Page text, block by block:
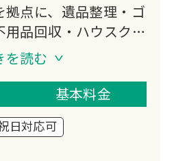
点に、遺品整理・ゴ
用品回収・ハウスクリ
く対応。
、深夜の引越しや急な
応します。
し、お客様のお気持ち
作業を提供していま
を読む
基本料金
日対応可